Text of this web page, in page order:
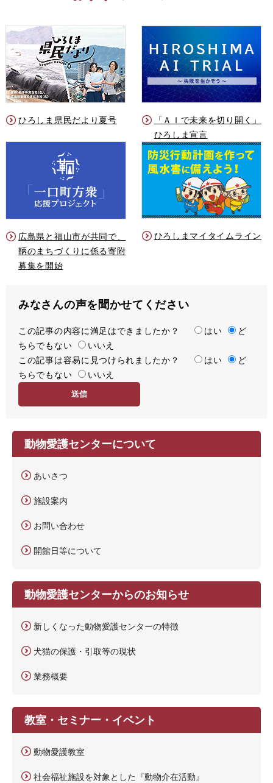
ひろしま県民だより夏号
「ＡＩで未来を切り開く」
ひろしま宣言
広島県と福山市が共同で、
鞆のまちづくりに係る寄附
募集を開始
ひろしまマイタイムライン
みなさんの声を聞かせてください
満
足
度
この記事の内容に満足はできましたか？ はい
ど
ちらでもない
いいえ
容
易
この記事は容易に見つけられましたか？ はい
ど
ちらでもない
いいえ
動物愛護センターについて
あいさつ
施設案内
お問い合わせ
開館日等について
動物愛護センターからのお知らせ
新しくなった動物愛護センターの特徴
犬猫の保護・引取等の現状
業務概要
教室・セミナー・イベント
動物愛護教室
社会福祉施設を対象とした『動物介在活動』